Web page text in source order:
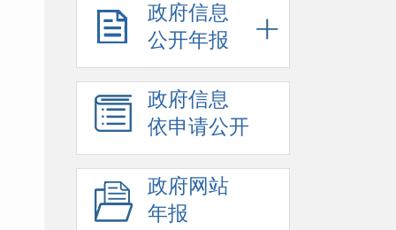
政府信息
公开年报
政府信息
依申请公开
政府网站
年报